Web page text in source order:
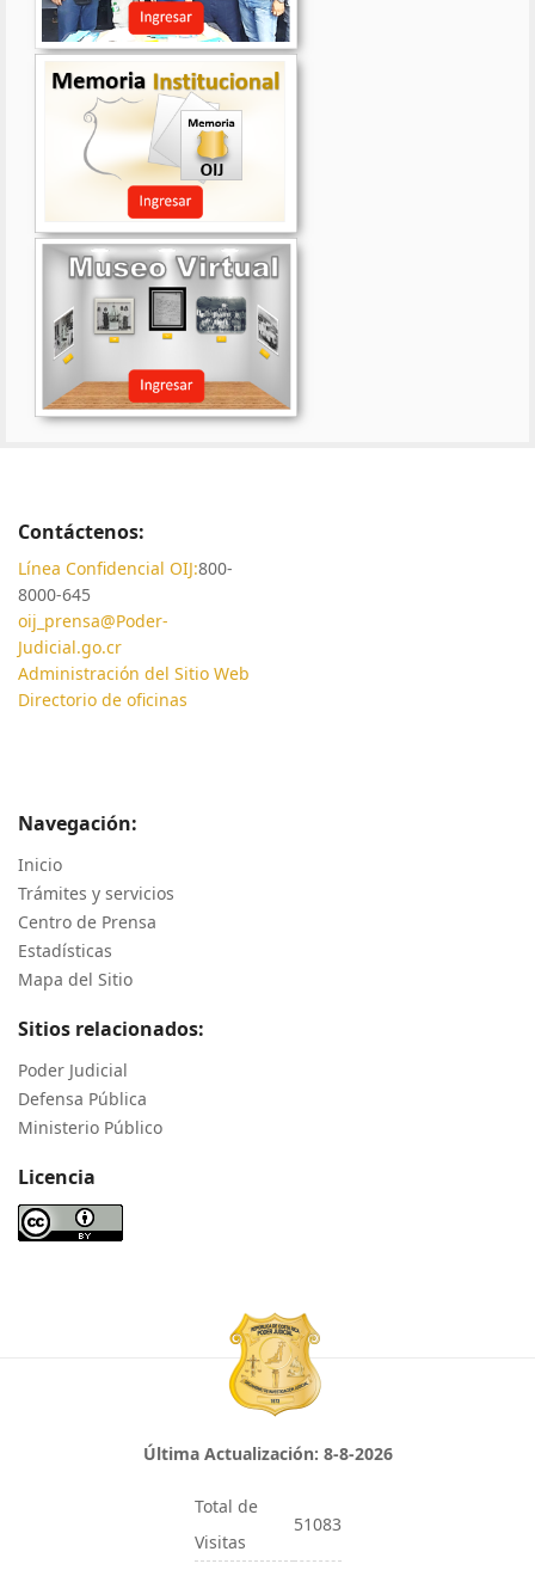
Contáctenos:
Línea Confidencial OIJ:800-
8000-645
oij_prensa@Poder-
Judicial.go.cr
Administración del Sitio Web
Directorio de oficinas
Navegación:
Inicio
Trámites y servicios
Centro de Prensa
Estadísticas
Mapa del Sitio
Sitios relacionados:
Poder Judicial
Defensa Pública
Ministerio Público
Licencia
Última Actualización: 8-8-2026
Total de
Visitas
51083